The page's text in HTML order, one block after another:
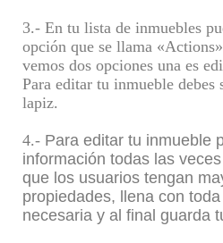
3.- En tu lista de inmuebles
opción que se llama
vemos dos opciones una es
Para editar tu inmueble
lapiz.
4.- Para editar tu inmueble
información todas las
que los usuarios tengan
propiedades, llena con
necesaria y al final guarda